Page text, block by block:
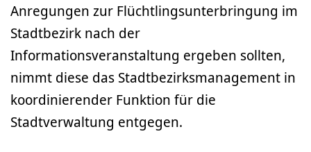
Anregungen zur Flüchtlingsunterbringung im
Stadtbezirk nach der
Informationsveranstaltung ergeben sollten,
nimmt diese das Stadtbezirksmanagement in
koordinierender Funktion für die
Stadtverwaltung entgegen.